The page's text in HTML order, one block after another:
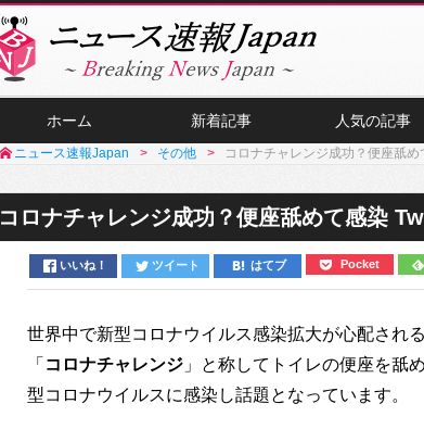
ホーム 新着記事 人気の記事
ニュース速報Japan その他 コロナチャレンジ成功？便座舐
コロナチャレンジ成功？便座舐めて感染
いいね！ ツイート はてブ Pocket
世界中で新型コロナウイルス感染拡大が心配される
「 コロナチャレンジ 」と称してトイレの便座を舐
型コロナウイルスに感染し話題となっています。